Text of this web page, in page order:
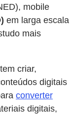
mobile
em larga escala
mais
criar,
digitais
converter
digitais,